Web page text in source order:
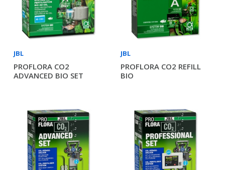
JBL
PROFLORA CO2
ADVANCED BIO SET
JBL
PROFLORA CO2 REFILL
BIO